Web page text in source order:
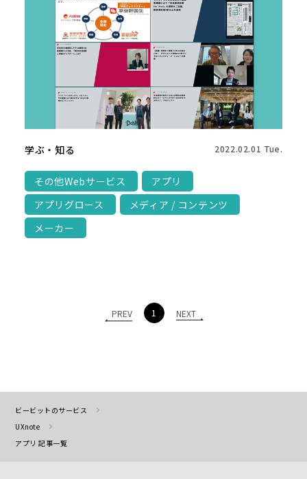
学ぶ・知る 2022.02.01 Tue.
その他Webサービス
アプリ
アプリグロース
メディア / コンテンツ
メーカー
PREV 1 NEXT
ビービットのサービス
UXnote
アプリ 記事一覧